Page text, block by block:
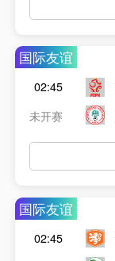
国际友谊
02:45
未开赛
国际友谊
02:45